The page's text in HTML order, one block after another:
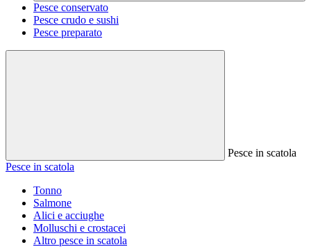
Pesce conservato
Pesce crudo e sushi
Pesce preparato
Pesce in scatola
Pesce in scatola
Tonno
Salmone
Alici e acciughe
Molluschi e crostacei
Altro pesce in scatola